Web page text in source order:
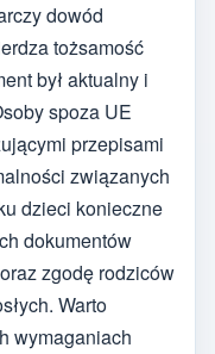
dowód
tożsamość
był aktualny i
spoza UE
przepisami
związanych
dzieci konieczne
dokumentów
zgodę rodziców
Warto
wymaganiach